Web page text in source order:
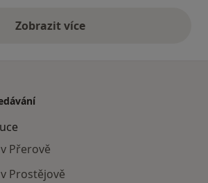
Zobrazit vícevýše uvedené názory
Přerově
Prostějově